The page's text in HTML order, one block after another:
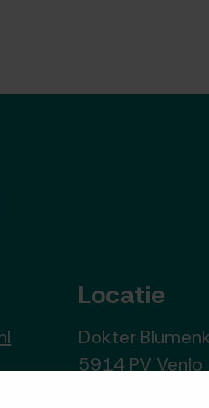
Locatie
Dokter
5914 PV Venlo